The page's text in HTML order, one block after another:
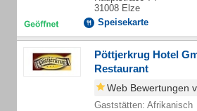
31008 Elze
Speisekarte
Pöttjerkrug Hotel
Restaurant
Web Bewertungen
Gaststätten: Afrikanisch